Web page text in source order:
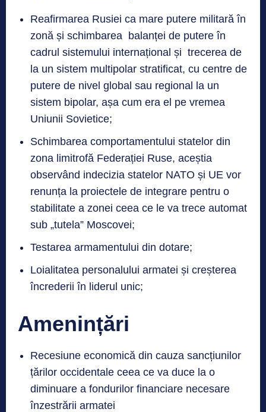
Reafirmarea Rusiei ca mare putere militară în
zonă și schimbarea balanței de putere în
cadrul sistemului internațional și trecerea de
la un sistem multipolar stratificat, cu centre de
putere de nivel global sau regional la un
sistem bipolar, așa cum era el pe vremea
Uniunii Sovietice;
Schimbarea comportamentului statelor din
zona limitrofă Federației Ruse, aceștia
observând indecizia statelor NATO și UE vor
renunța la proiectele de integrare pentru o
stabilitate a zonei ceea ce le va trece automat
sub „tutela” Moscovei;
Testarea armamentului din dotare;
Loialitatea personalului armatei și creșterea
încrederii în liderul unic;
Amenințări
Recesiune economică din cauza sancțiunilor
țărilor occidentale ceea ce va duce la o
diminuare a fondurilor financiare necesare
înzestrării armatei